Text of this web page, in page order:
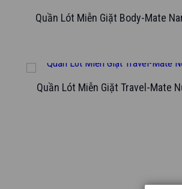
Quần Lót Miễn Giặt Body-Mate
Quần Lót Miễn Giặt Travel-Mate